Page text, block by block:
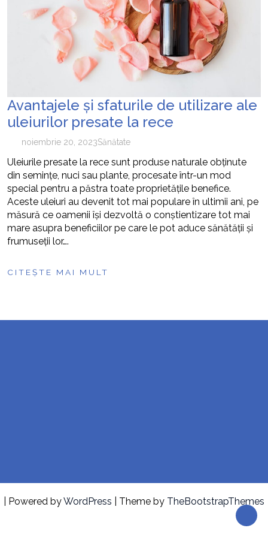
cum pot fi prevenite
Avantajele și sfaturile de utilizare ale
uleiurilor presate la rece
noiembrie 20, 2023Sănătate
Uleiurile presate la rece sunt produse naturale obținute
din semințe, nuci sau plante, procesate într-un mod
special pentru a păstra toate proprietățile benefice.
Aceste uleiuri au devenit tot mai populare în ultimii ani, pe
măsură ce oamenii își dezvoltă o conștientizare tot mai
mare asupra beneficiilor pe care le pot aduce sănătății și
frumuseții lor….
CITEȘTE MAI MULT
| Powered byWordPress | Theme by TheBootstrapThemes